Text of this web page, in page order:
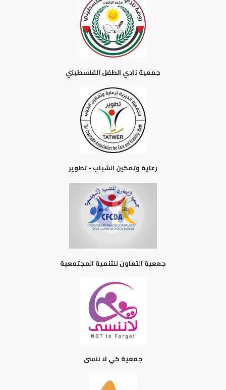
جمعية نادي الطفل الفلسطيني
رعاية وتمكين الشباب - تطوير
جمعية التعاون للتنمية المجتمعية
جمعية كي لا ننسى